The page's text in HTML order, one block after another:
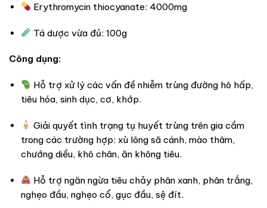
Erythromycin thiocyanate: 4000mg
Tá dược vừa đủ: 100g
Công dụng:
Hỗ trợ xử lý các vấn đề nhiễm trùng đường hô hấp,
tiêu hóa, sinh dục, cơ, khớp.
Giải quyết tình trạng tụ huyết trùng trên gia cầm
trong các trường hợp: xù lông sã cánh, mào thâm,
chướng diều, khô chân, ăn không tiêu.
Hỗ trợ ngăn ngừa tiêu chảy phân xanh, phân trắng,
nghẹo đầu, nghẹo cổ, gục đầu, sệ đít.